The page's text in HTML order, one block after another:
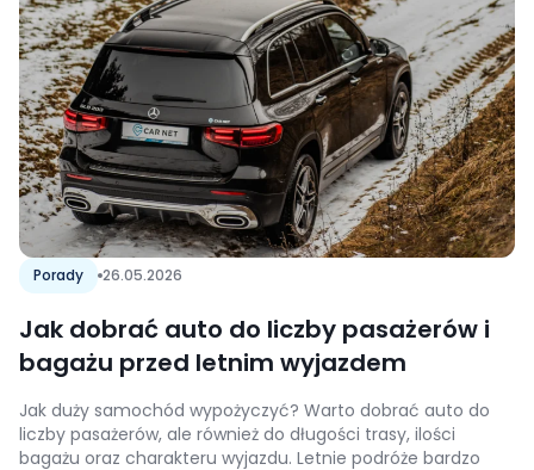
Porady 26.05.2026
Jak dobrać auto do liczby pasażerów i
bagażu przed letnim wyjazdem
Jak duży samochód wypożyczyć? Warto dobrać auto do
liczby pasażerów, ale również do długości trasy, ilości
bagażu oraz charakteru wyjazdu. Letnie podróże bardzo